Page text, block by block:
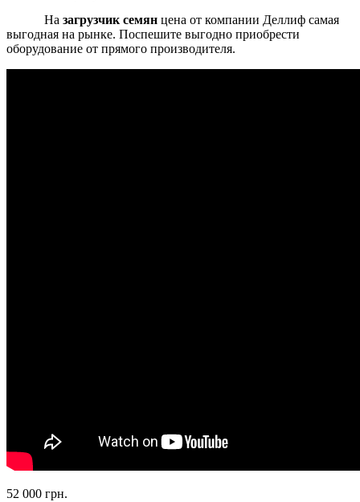
Назагрузчик семян цена от компании Деллиф самая
выгодная на рынке. Поспешите выгодно приобрести
оборудование от прямого производителя.
52 000 грн.